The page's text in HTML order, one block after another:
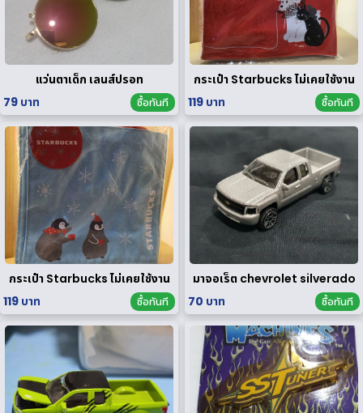
แว่นตาเด็ก เลนส์ปรอท
79 บาท
ซื้อทันที
กระเป๋า Starbucks ไม่เคยใช้งาน
119 บาท
ซื้อทันที
กระเป๋า Starbucks ไม่เคยใช้งาน
119 บาท
ซื้อทันที
มาจอเร็ต chevrolet silverado
70 บาท
ซื้อทันที